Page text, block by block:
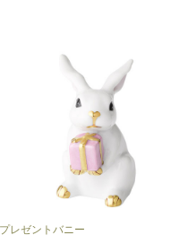
プレゼントバニー